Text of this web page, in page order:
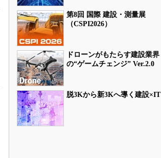
第8回 国際 建設・測量展
（CSPI2026）
ドローンがもたらす建設業界
の“ゲームチェンジ” Ver.2.0
脱3Kから新3Kへ導く建設×IT